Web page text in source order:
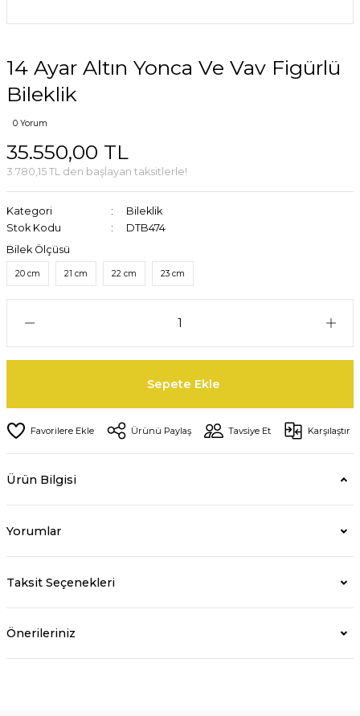
14 Ayar Altın Yonca Ve Vav Figürlü
Bileklik
0 Yorum
35.550,00 TL
3.780,15 TL den başlayan taksitlerle!
Kategori
Bileklik
Stok Kodu
DTB474
Bilek Ölçüsü
20 cm 21 cm 22 cm 23 cm
Sepete Ekle
Ürünü Paylaş Tavsiye Et Karşılaştır
Ürün Bilgisi
Yorumlar
Taksit Seçenekleri
Önerileriniz